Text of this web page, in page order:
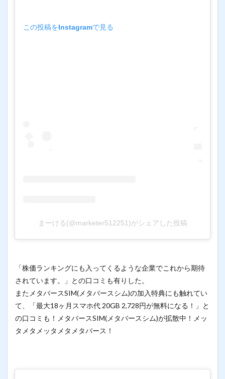
この投稿をInstagramで見る
まーける(@marketer512251)がシェアした投稿
「株価ランキングにも入ってくるような企業でこれから期待
されています。」との口コミも有りした。
またメタバースSIM(メタバースシム)の加入特典にも触れてい
て、「最大18ヶ月スマホ代 20GB 2,728円が無料になる！」と
の口コミも！メタバースSIM(メタバースシム)が拡散中！メッ
タメタメッタメタメタバース！